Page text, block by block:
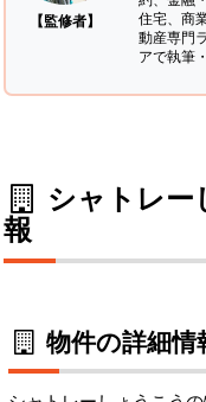
【監修者】
住宅、商
動産専門
アで執筆
シャトレー
報
物件の詳細情